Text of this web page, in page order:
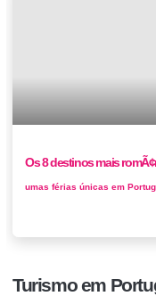
Os 8 destinos mais
Turismo em